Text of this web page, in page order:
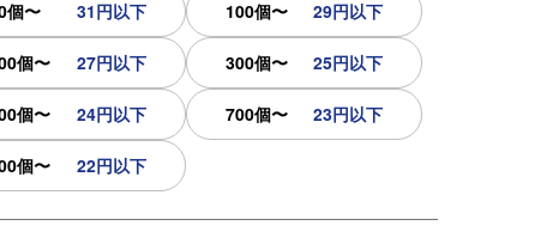
個〜 31円以下 100個〜 29円以下
個〜 27円以下 300個〜 25円以下
個〜 24円以下 700個〜 23円以下
個〜 22円以下